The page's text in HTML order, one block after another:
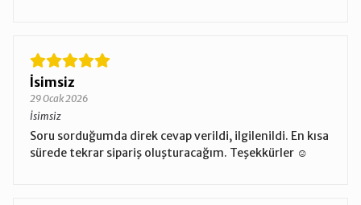
İsimsiz
29 Ocak 2026
İsimsiz
Soru sorduğumda direk cevap verildi, ilgilenildi. En kısa
sürede tekrar sipariş oluşturacağım. Teşekkürler ☺️